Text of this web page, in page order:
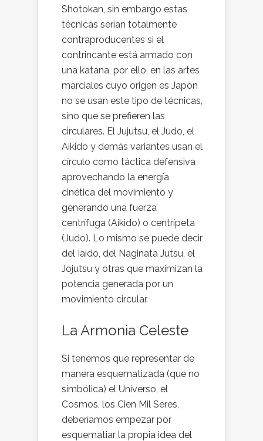
Shotokan, sin embargo estas
técnicas serían totalmente
contraproducentes si el
contrincante está armado con
una katana, por ello, en las artes
marciales cuyo origen es Japón
no se usan este tipo de técnicas,
sino que se prefieren las
circulares. El Jujutsu, el Judo, el
Aikido y demás variantes usan el
círculo como táctica defensiva
aprovechando la energía
cinética del movimiento y
generando una fuerza
centrífuga (Aikido) o centrípeta
(Judo). Lo mismo se puede decir
del Iaido, del Naginata Jutsu, el
Jojutsu y otras que maximizan la
potencia generada por un
movimiento circular.
La Armonia Celeste
Si tenemos que representar de
manera esquematizada (que no
simbólica) el Universo, el
Cosmos, los Cien Mil Seres,
deberíamos empezar por
esquematiar la propia idea del